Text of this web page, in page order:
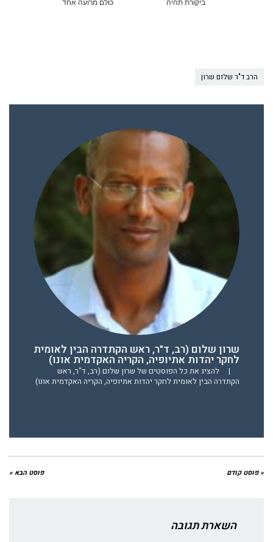
ביקורת תהיה כולם מרועה אחד
הרב ד"ר שלום שרון
שרון שלום (רב, ד"ר, ראש הקתדרה הבין לאומית
לחקר יהדות אתיופיה, הקריה האקדמית אונו)
|
להציג את כל הפוסטים של שרון שלום (רב, ד"ר, ראש
הקתדרה הבין לאומית לחקר יהדות אתיופיה, הקריה האקדמית אונו)
« פוסט קודם פוסט הבא »
השארת תגובה